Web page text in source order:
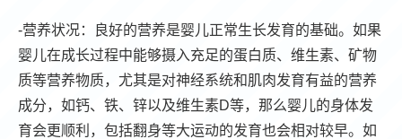
-营养状况：良好的营养是婴儿正常生长发育的基础。如果
婴儿在成长过程中能够摄入充足的蛋白质、维生素、矿物
质等营养物质，尤其是对神经系统和肌肉发育有益的营养
成分，如钙、铁、锌以及维生素D等，那么婴儿的身体发
育会更顺利，包括翻身等大运动的发育也会相对较早。如